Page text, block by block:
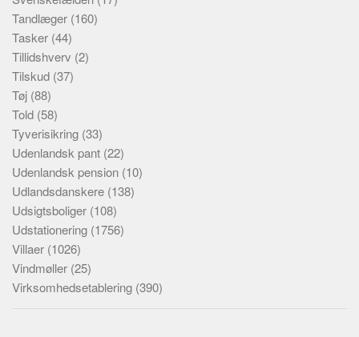
Tandlæger (160)
Tasker (44)
Tillidshverv (2)
Tilskud (37)
Tøj (88)
Told (58)
Tyverisikring (33)
Udenlandsk pant (22)
Udenlandsk pension (10)
Udlandsdanskere (138)
Udsigtsboliger (108)
Udstationering (1756)
Villaer (1026)
Vindmøller (25)
Virksomhedsetablering (390)